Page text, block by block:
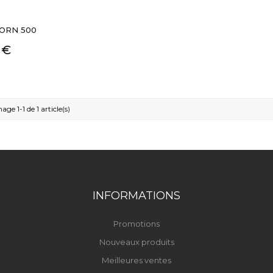
500
€
1-1 de 1 article(s)
INFORMATIONS
Promotions
Nouveaux produits
Meilleures ventes